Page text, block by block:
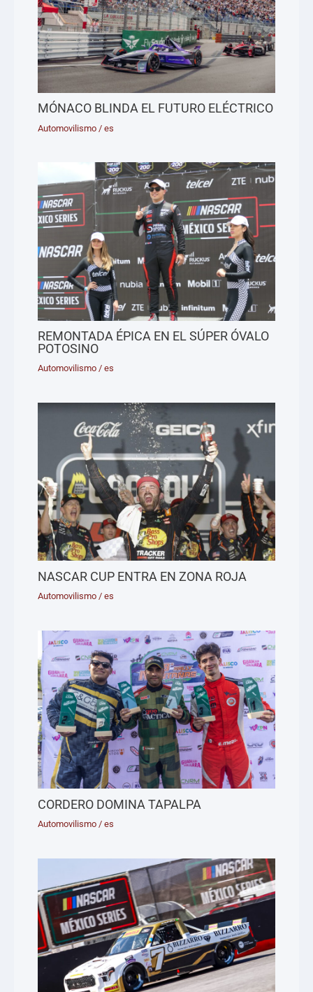
MÓNACO BLINDA EL FUTURO ELÉCTRICO
Automovilismo /es
REMONTADA ÉPICA EN EL SÚPER ÓVALO
POTOSINO
Automovilismo /es
NASCAR CUP ENTRA EN ZONA ROJA
Automovilismo /es
CORDERO DOMINA TAPALPA
Automovilismo /es